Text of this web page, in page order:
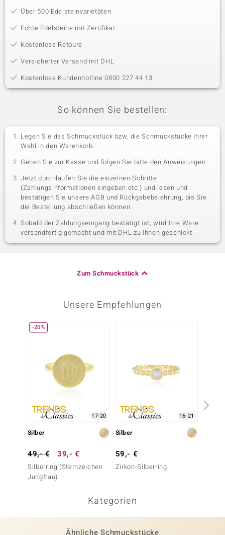
Über 500 Edelsteinvarietäten
Echte Edelsteine mit Zertifikat
Kostenlose Retoure
Versicherter Versand mit DHL
Kostenlose Kundenhotline 0800 227 44 13
So können Sie bestellen:
Legen Sie das Schmuckstück bzw. die Schmuckstücke Ihrer
Wahl in den Warenkorb.
Gehen Sie zur Kasse und folgen Sie bitte den Anweisungen.
Jetzt durchlaufen Sie die einzelnen Schritte
(Zahlungsinformationen eingeben etc.) und lesen und
bestätigen Sie unsere AGB und Rückgabebelehrung, bis Sie
die Bestellung abschließen können.
Sobald der Zahlungseingang bestätigt ist, wird Ihre Ware
versandfertig gemacht und mit DHL zu Ihnen geschickt.
Zum Schmuckstück
Unsere Empfehlungen
-20%
17-20
Silber
49,- € 39,- €
Silberring (Sternzeichen
Jungfrau)
16-21
Silber
59,- €
Zirkon-Silberring
Kategorien
Ähnliche Schmuckstücke